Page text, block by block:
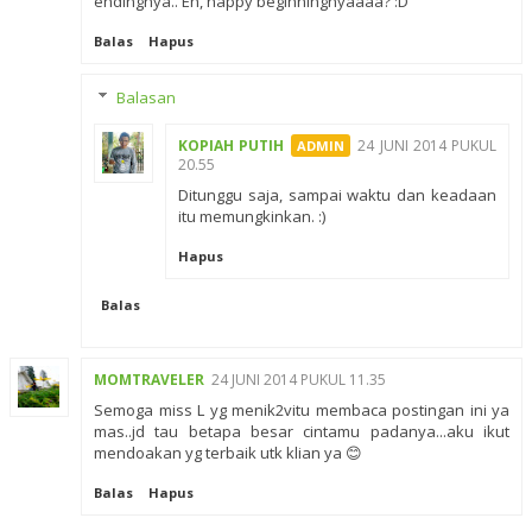
Balas Hapus
Balasan
KOPIAH PUTIH
24 JUNI 2014 PUKUL
20.55
Ditunggu saja, sampai waktu dan keadaan
itu memungkinkan. :)
Hapus
Balas
MOMTRAVELER 24 JUNI 2014 PUKUL 11.35
Semoga miss L yg menik2vitu membaca postingan ini ya
mas..jd tau betapa besar cintamu padanya...aku ikut
mendoakan yg terbaik utk klian ya 😊
Balas Hapus